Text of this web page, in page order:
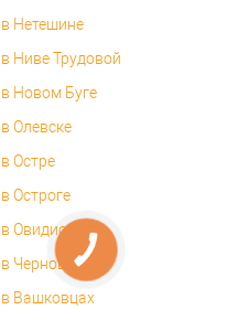
в Нетешине
Ниве Трудовой
в Новом Буге
Олевске
Остре
Остроге
Овидиополе
Черновцах
в Вашковцах